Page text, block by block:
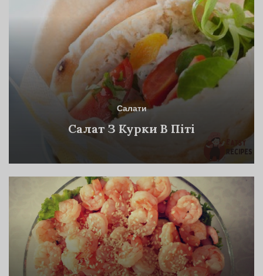
Салати
Салат З Курки В Піті